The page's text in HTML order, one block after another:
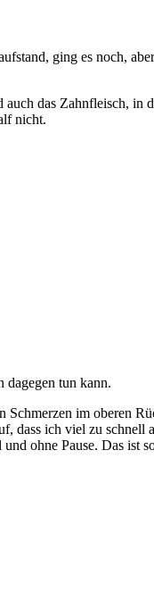
ging es noch,
das Zahnfleisch,
nicht.
dagegen tun kann.
im oberen
ich viel zu schnell
ohne Pause. Das ist